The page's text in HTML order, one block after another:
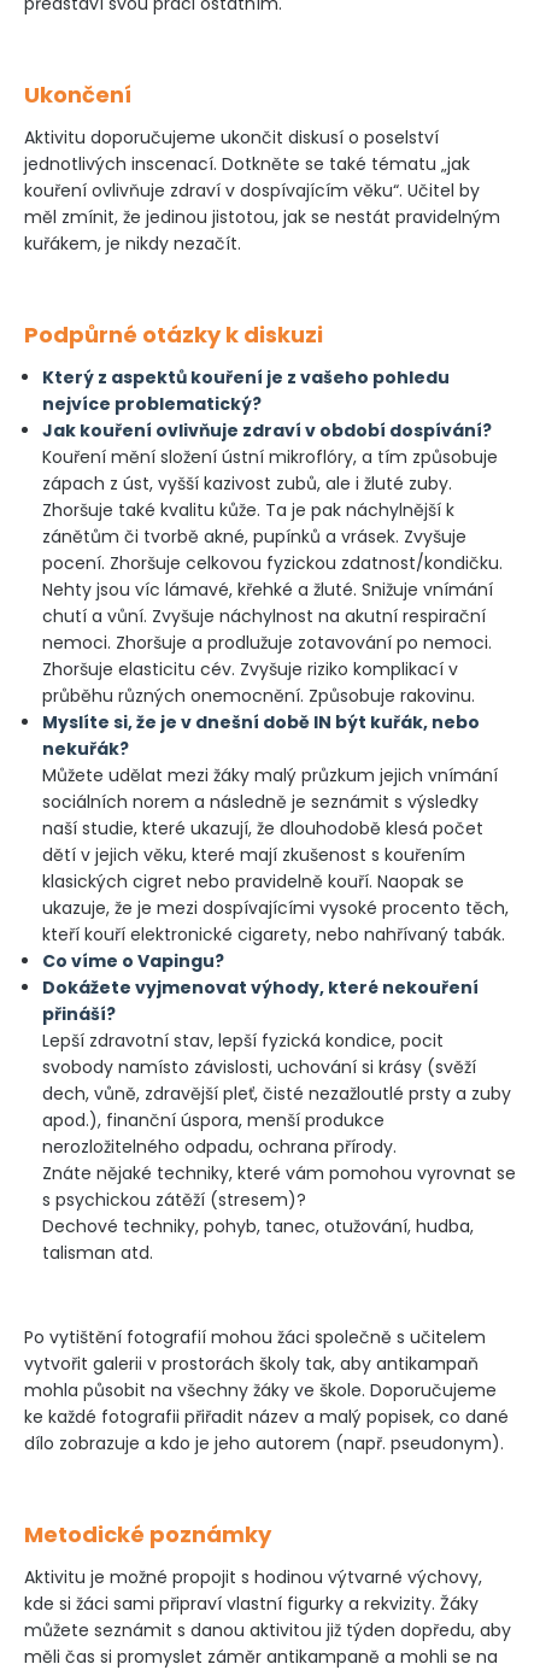
Ukončení
Aktivitu doporučujeme ukončit diskusí o poselství
jednotlivých inscenací. Dotkněte se také tématu „jak
kouření ovlivňuje zdraví v dospívajícím věku“. Učitel by
měl zmínit, že jedinou jistotou, jak se nestát pravidelným
kuřákem, je nikdy nezačít.
Podpůrné otázky k diskuzi
Který z aspektů kouření je z vašeho pohledu
nejvíce problematický?
Jak kouření ovlivňuje zdraví v období dospívání?
Kouření mění složení ústní mikroflóry, a tím způsobuje
zápach z úst, vyšší kazivost zubů, ale i žluté zuby.
Zhoršuje také kvalitu kůže. Ta je pak náchylnější k
zánětům či tvorbě akné, pupínků a vrásek. Zvyšuje
pocení. Zhoršuje celkovou fyzickou zdatnost/kondičku.
Nehty jsou víc lámavé, křehké a žluté. Snižuje vnímání
chutí a vůní. Zvyšuje náchylnost na akutní respirační
nemoci. Zhoršuje a prodlužuje zotavování po nemoci.
Zhoršuje elasticitu cév. Zvyšuje riziko komplikací v
průběhu různých onemocnění. Způsobuje rakovinu.
Myslíte si, že je v dnešní době IN být kuřák, nebo
nekuřák?
Můžete udělat mezi žáky malý průzkum jejich vnímání
sociálních norem a následně je seznámit s výsledky
naší studie, které ukazují, že dlouhodobě klesá počet
dětí v jejich věku, které mají zkušenost s kouřením
klasických cigret nebo pravidelně kouří. Naopak se
ukazuje, že je mezi dospívajícími vysoké procento těch,
kteří kouří elektronické cigarety, nebo nahřívaný tabák.
Co víme o Vapingu?
Dokážete vyjmenovat výhody, které nekouření
přináší?
Lepší zdravotní stav, lepší fyzická kondice, pocit
svobody namísto závislosti, uchování si krásy (svěží
dech, vůně, zdravější pleť, čisté nezažloutlé prsty a zuby
apod.), finanční úspora, menší produkce
nerozložitelného odpadu, ochrana přírody.
Znáte nějaké techniky, které vám pomohou vyrovnat se
s psychickou zátěží (stresem)?
Dechové techniky, pohyb, tanec, otužování, hudba,
talisman atd.
Po vytištění fotografií mohou žáci společně s učitelem
vytvořit galerii v prostorách školy tak, aby antikampaň
mohla působit na všechny žáky ve škole. Doporučujeme
ke každé fotografii přiřadit název a malý popisek, co dané
dílo zobrazuje a kdo je jeho autorem (např. pseudonym).
Metodické poznámky
Aktivitu je možné propojit s hodinou výtvarné výchovy,
kde si žáci sami připraví vlastní figurky a rekvizity. Žáky
můžete seznámit s danou aktivitou již týden dopředu, aby
měli čas si promyslet záměr antikampaně a mohli se na